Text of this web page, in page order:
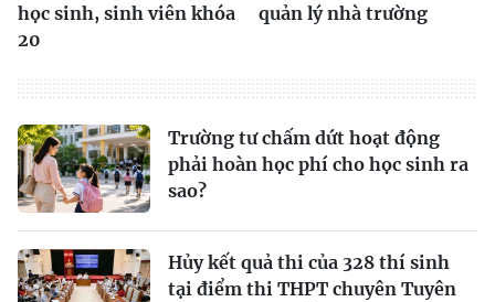
học sinh, sinh viên khóa
20
quản lý nhà trường
Trường tư chấm dứt hoạt động
phải hoàn học phí cho học sinh ra
sao?
Hủy kết quả thi của 328 thí sinh
tại điểm thi THPT chuyên Tuyên